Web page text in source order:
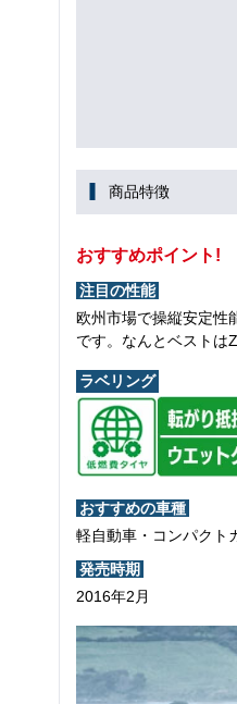
商品特徴
おすすめポイント!
注目の性能
欧州市場で操縦安定性
です。なんとベストは
ラベリング
おすすめの車種
軽自動車・コンパクト
発売時期
2016年2月